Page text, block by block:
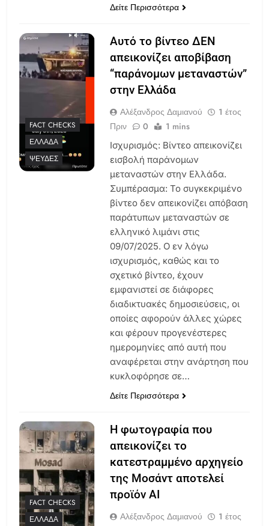
Δείτε Περισσότερα
FACT CHECKS
ΕΛΛΆΔΑ
ΨΕΥΔΈΣ
Αυτό το βίντεο ΔΕΝ
απεικονίζει αποβίβαση
“παράνομων μεταναστών”
στην Ελλάδα
Αλέξανδρος Δαμιανού
1 έτος
Πριν
0 1 mins
Ισχυρισμός: Βίντεο απεικονίζει
εισβολή παράνομων
μεταναστών στην Ελλάδα.
Συμπέρασμα: Το συγκεκριμένο
βίντεο δεν απεικονίζει απόβαση
παράτυπων μεταναστών σε
ελληνικό λιμάνι στις
09/07/2025. Ο εν λόγω
ισχυρισμός, καθώς και το
σχετικό βίντεο, έχουν
εμφανιστεί σε διάφορες
διαδικτυακές δημοσιεύσεις, οι
οποίες αφορούν άλλες χώρες
και φέρουν προγενέστερες
ημερομηνίες από αυτή που
αναφέρεται στην ανάρτηση που
κυκλοφόρησε σε…
Δείτε Περισσότερα
FACT CHECKS
ΕΛΛΆΔΑ
Η φωτογραφία που
απεικονίζει το
κατεστραμμένο αρχηγείο
της Μοσάντ αποτελεί
προϊόν AI
Αλέξανδρος Δαμιανού
1 έτος